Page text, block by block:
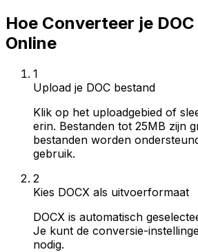
Hoe Converteer je
Online
1
Upload je DOC bestand
Klik op het uploadgebied of
erin. Bestanden tot 25MB zijn
bestanden worden
gebruik.
2
Kies DOCX als uitvoerformaat
DOCX is automatisch
Je kunt de conversie-
nodig.